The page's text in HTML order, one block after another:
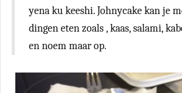
yena ku keeshi. Johnycake kan je
dingen eten zoals , kaas, salami,
en noem maar op.